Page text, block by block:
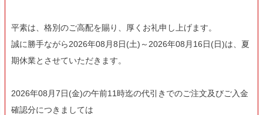
平素は、格別のご高配を賜り、厚くお礼申し上げます。
誠に勝手ながら2026年08月8日(土)～2026年08月16日(日)は、夏
期休業とさせていただきます。
2026年08月7日(金)の午前11時迄の代引きでのご注文及びご入金
確認分につきましては